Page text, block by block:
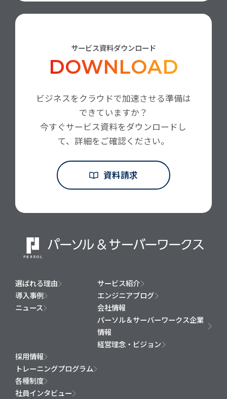
サービス資料ダウンロード
DOWNLOAD
ビジネスをクラウドで加速させる準備は
できていますか？
今すぐサービス資料をダウンロードし
て、詳細をご確認ください。
資料請求
選ばれる理由
サービス紹介
導入事例
エンジニアブログ
ニュース
会社情報
パーソル＆サーバーワークス企業
情報
経営理念・ビジョン
採用情報
トレーニングプログラム
各種制度
社員インタビュー